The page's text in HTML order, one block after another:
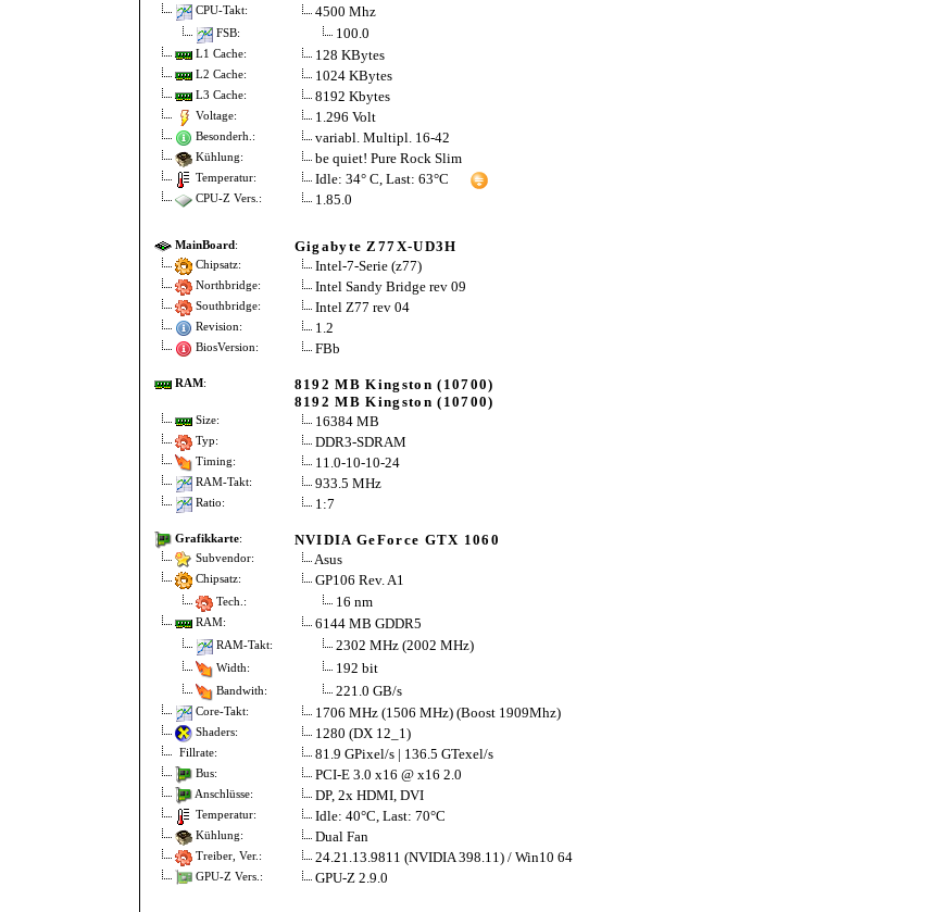
CPU-Takt: 4500 Mhz
FSB: 100.0
L1 Cache: 128 KBytes
L2 Cache: 1024 KBytes
L3 Cache: 8192 Kbytes
Voltage: 1.296 Volt
Besonderh.: variabl. Multipl. 16-42
Kühlung: be quiet! Pure Rock Slim
Temperatur: Idle: 34° C, Last: 63°C
CPU-Z Vers.: 1.85.0
MainBoard: Gigabyte Z77X-UD3H
Chipsatz: Intel-7-Serie (z77)
Northbridge: Intel Sandy Bridge rev 09
Southbridge: Intel Z77 rev 04
Revision: 1.2
BiosVersion: FBb
RAM:
8192 MB Kingston (10700)
8192 MB Kingston (10700)
Size: 16384 MB
Typ: DDR3-SDRAM
Timing: 11.0-10-10-24
RAM-Takt: 933.5 MHz
Ratio: 1:7
Grafikkarte: NVIDIA GeForce GTX 1060
Subvendor: Asus
Chipsatz: GP106 Rev. A1
Tech.: 16 nm
RAM: 6144 MB GDDR5
RAM-Takt: 2302 MHz (2002 MHz)
Width: 192 bit
Bandwith: 221.0 GB/s
Core-Takt: 1706 MHz (1506 MHz) (Boost 1909Mhz)
Shaders: 1280 (DX 12_1)
Fillrate: 81.9 GPixel/s | 136.5 GTexel/s
Bus: PCI-E 3.0 x16 @ x16 2.0
Anschlüsse: DP, 2x HDMI, DVI
Temperatur: Idle: 40°C, Last: 70°C
Kühlung: Dual Fan
Treiber, Ver.: 24.21.13.9811 (NVIDIA 398.11) / Win10 64
GPU-Z Vers.: GPU-Z 2.9.0